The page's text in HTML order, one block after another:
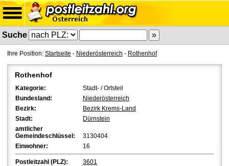
Suche
Ihre Position: Startseite - Niederösterreich - Rothenhof
Rothenhof
Kategorie:
Stadt- / Ortsteil
Bundesland:
Niederösterreich
Bezirk:
Bezirk Krems-Land
Stadt:
Dürnstein
amtlicher
Gemeindeschlüssel:
3130404
Einwohner:
16
Postleitzahl (PLZ): 3601